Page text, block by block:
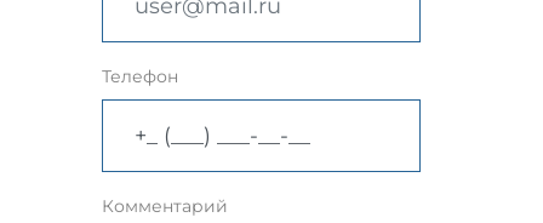
Телефон
Комментарий